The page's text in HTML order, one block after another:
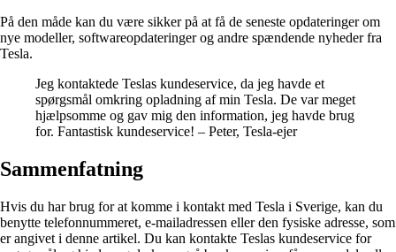
På den måde kan du være sikker på at få de seneste opdateringer om
nye modeller, softwareopdateringer og andre spændende nyheder fra
Tesla.
Jeg kontaktede Teslas kundeservice, da jeg havde et
spørgsmål omkring opladning af min Tesla. De var meget
hjælpsomme og gav mig den information, jeg havde brug
for. Fantastisk kundeservice! – Peter, Tesla-ejer
Sammenfatning
Hvis du har brug for at komme i kontakt med Tesla i Sverige, kan du
benytte telefonnummeret, e-mailadressen eller den fysiske adresse, som
er angivet i denne artikel. Du kan kontakte Teslas kundeservice for